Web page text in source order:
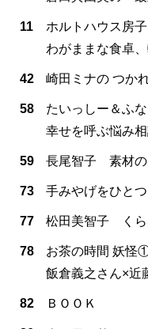
11
ホルトハウス房子
わがままな食卓
42 崎田ミナの つか
58
たいっしー＆ふな
幸せを呼ぶ悩み
59 長尾智子 素材の
73 手みやげをひと
77 松田美智子 くら
78
お茶の時間 妖怪
飯倉義之さん×近
82 ＢＯＯＫ